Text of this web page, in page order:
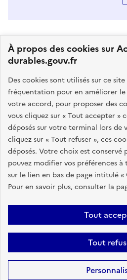
À propos des cookies sur
durables.gouv.fr
Des cookies sont utilisés sur ce
fréquentation pour en améliorer
votre accord, pour proposer des
vous cliquez sur « Tout accepter »
déposés sur votre terminal lors de
cliquez sur « Tout refuser », ces
déposés. Votre choix est conservé
pouvez modifier vos préférences
sur le lien en bas de page intitulé «
Pour en savoir plus, consulter la
Tout
Tout
GOUVERNEMENT
L
i
b
e
r
t
é
,
É
l
i
é
Ce portail vise à rassembler
pertinentes sur l'achat durable :
accompagnement de proximité,
et d'aide à l'élaboration d'une
responsables.
info.gouv.fr
service-public.fr
Plan du site Accessibilité :
Gestion des
Sauf mention contraire, tous les contenus